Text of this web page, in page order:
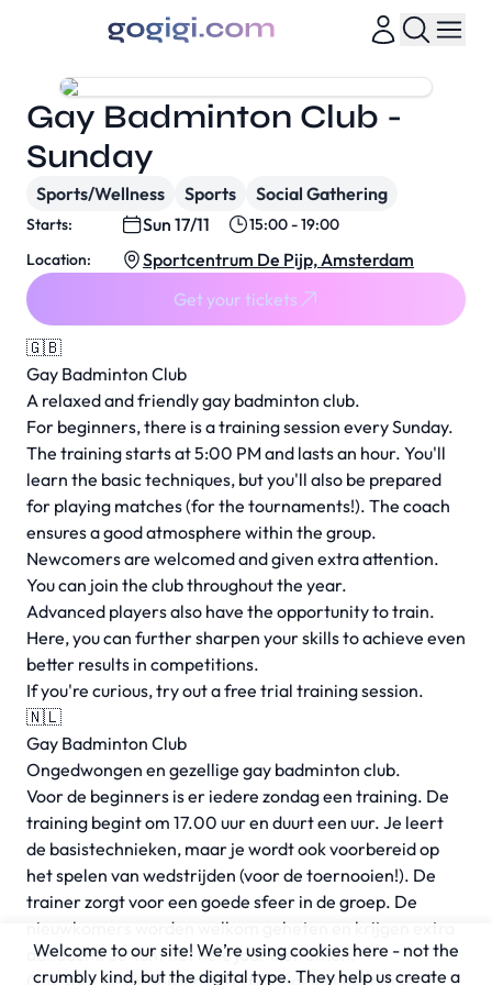
🇬🇧
Gay Badminton Club
A relaxed and friendly gay badminton club.
For beginners, there is a training session every Sunday.
The training starts at 5:00 PM and lasts an hour. You'll
learn the basic techniques, but you'll also be prepared
for playing matches (for the tournaments!). The coach
ensures a good atmosphere within the group.
Newcomers are welcomed and given extra attention.
You can join the club throughout the year.
Advanced players also have the opportunity to train.
Here, you can further sharpen your skills to achieve even
better results in competitions.
If you're curious, try out a free trial training session.
🇳🇱
Gay Badminton Club
Ongedwongen en gezellige gay badminton club.
Voor de beginners is er iedere zondag een training. De
training begint om 17.00 uur en duurt een uur. Je leert
de basistechnieken, maar je wordt ook voorbereid op
het spelen van wedstrijden (voor de toernooien!). De
trainer zorgt voor een goede sfeer in de groep. De
nieuwkomers worden welkom geheten en krijgen extra
aandacht. Je kunt het hele jaar instromen.
Ook voor gevorderden is er de mogelijkheid om te
Gay Badminton Club -
Sunday
Sports/Wellness Sports Social Gathering
Starts: Sun 17/11
15:00 - 19:00
Location:
Sportcentrum De Pijp, Amsterdam
Get your tickets
Welcome to our site! We’re using cookies here - not the
crumbly kind, but the digital type. They help us create a